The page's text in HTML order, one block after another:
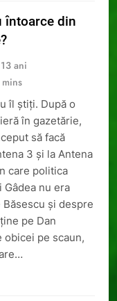
întoarce din
13 ani
mins
îl știți. După o
în gazetărie,
să facă
3 și la Antena
care politica
nu era
și despre
pe Dan
obicei pe scaun,